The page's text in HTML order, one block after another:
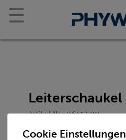
☰
Leiterschaukel
Artikel-Nr.: 06412-00
Cookie Einstellungen